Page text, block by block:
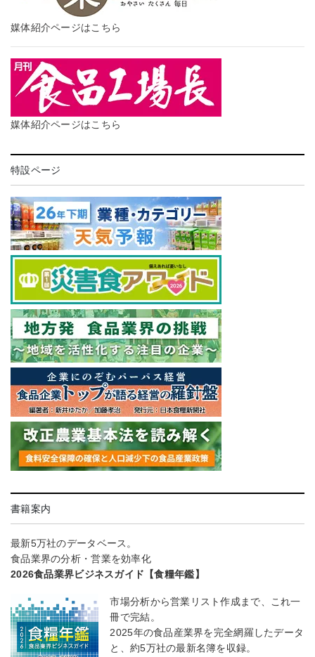
媒体紹介ページはこちら
媒体紹介ページはこちら
特設ページ
書籍案内
最新5万社のデータベース。
食品業界の分析・営業を効率化
2026食品業界ビジネスガイド【食糧年鑑】
市場分析から営業リスト作成まで、これ一
冊で完結。
2025年の食品産業界を完全網羅したデータ
と、約5万社の最新名簿を収録。